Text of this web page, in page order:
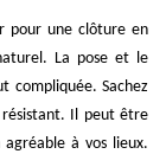
pour une clôture en
La pose et le
compliquée. Sachez
Il peut être
à vos lieux.